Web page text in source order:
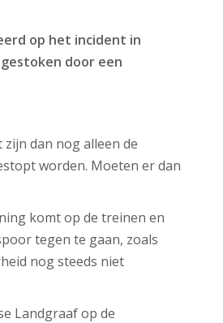
op het incident in
door een
dan nog alleen de
worden. Moeten er dan
komt op de treinen en
tegen te gaan, zoals
nog steeds niet
Landgraaf op de